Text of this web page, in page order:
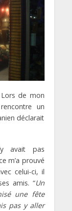
de mon
un
déclarait
avait pas
m’a prouvé
celui-ci, il
amis. “Un
une fête
pas y aller